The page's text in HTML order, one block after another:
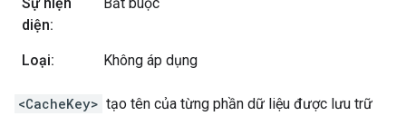
diện:
Loại: Không áp dụng
<CacheKey> tạo tên của từng phần dữ liệu được lưu trữ